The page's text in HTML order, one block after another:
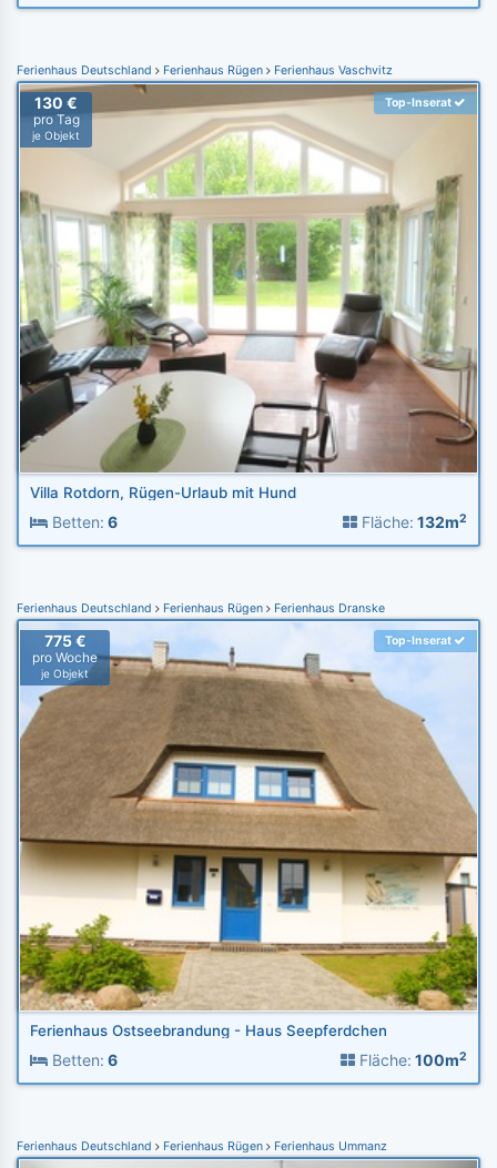
Ferienhaus Deutschland Ferienhaus Rügen Ferienhaus Vaschvitz
130 €
pro Tag
je Objekt
Top-Inserat
Villa Rotdorn, Rügen-Urlaub mit Hund
Betten: 6 Fläche: 132m2
Ferienhaus Deutschland Ferienhaus Rügen Ferienhaus Dranske
775 €
pro Woche
je Objekt
Top-Inserat
Ferienhaus Ostseebrandung - Haus Seepferdchen
Betten: 6 Fläche: 100m2
Ferienhaus Deutschland Ferienhaus Rügen Ferienhaus Ummanz